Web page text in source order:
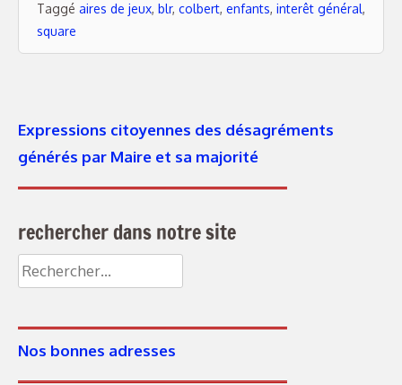
Taggé aires de jeux, blr, colbert, enfants, interêt général,
square
Expressions citoyennes des désagréments
générés par Maire et sa majorité
rechercher dans notre site
Rechercher :
Nos bonnes adresses